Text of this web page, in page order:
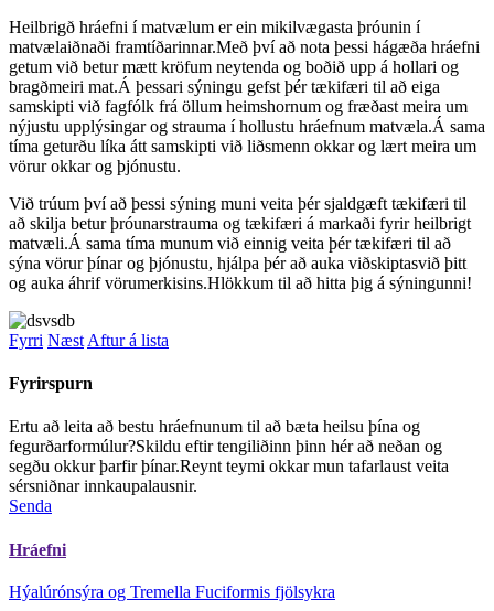
Heilbrigð hráefni í matvælum er ein mikilvægasta þróunin í
matvælaiðnaði framtíðarinnar.Með því að nota þessi hágæða hráefni
getum við betur mætt kröfum neytenda og boðið upp á hollari og
bragðmeiri mat.Á þessari sýningu gefst þér tækifæri til að eiga
samskipti við fagfólk frá öllum heimshornum og fræðast meira um
nýjustu upplýsingar og strauma í hollustu hráefnum matvæla.Á sama
tíma geturðu líka átt samskipti við liðsmenn okkar og lært meira um
vörur okkar og þjónustu.
Við trúum því að þessi sýning muni veita þér sjaldgæft tækifæri til
að skilja betur þróunarstrauma og tækifæri á markaði fyrir heilbrigt
matvæli.Á sama tíma munum við einnig veita þér tækifæri til að
sýna vörur þínar og þjónustu, hjálpa þér að auka viðskiptasvið þitt
og auka áhrif vörumerkisins.Hlökkum til að hitta þig á sýningunni!
Fyrri Næst Aftur á lista
Fyrirspurn
Ertu að leita að bestu hráefnunum til að bæta heilsu þína og
fegurðarformúlur?Skildu eftir tengiliðinn þinn hér að neðan og
segðu okkur þarfir þínar.Reynt teymi okkar mun tafarlaust veita
sérsniðnar innkaupalausnir.
Senda
Hráefni
Hýalúrónsýra og Tremella Fuciformis fjölsykra